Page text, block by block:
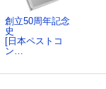
創立50周年記念
史
[日本ペストコ
ン…